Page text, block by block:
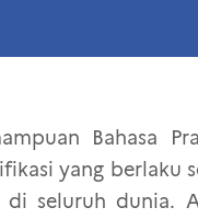
Bahasa
yang berlaku
seluruh dunia.